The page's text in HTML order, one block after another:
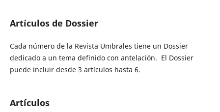
Artículos de Dossier
Cada número de la Revista Umbrales tiene un Dossier
dedicado a un tema definido con antelación. El Dossier
puede incluir desde 3 artículos hasta 6.
Artículos